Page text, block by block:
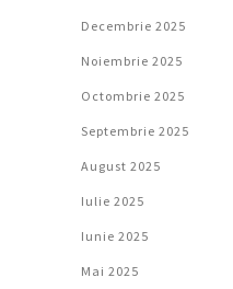
Decembrie 2025
Noiembrie 2025
Octombrie 2025
Septembrie 2025
August 2025
Iulie 2025
Iunie 2025
Mai 2025